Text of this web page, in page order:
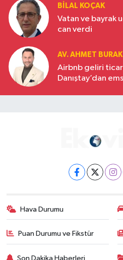
BILAL KOÇAK
Vatan ve bayrak
can verdi
AV. AHMET BURAK
Airbnb geliri
Danıştay’dan
Hava Durumu
Puan Durumu ve Fikstür
Son Dakika Haberleri